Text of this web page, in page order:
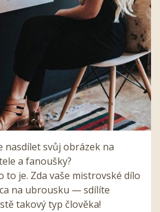
nasdílet svůj obrázek na
a fanoušky?
to je. Zda vaše mistrovské dílo
na ubrousku — sdílíte
takový typ člověka!